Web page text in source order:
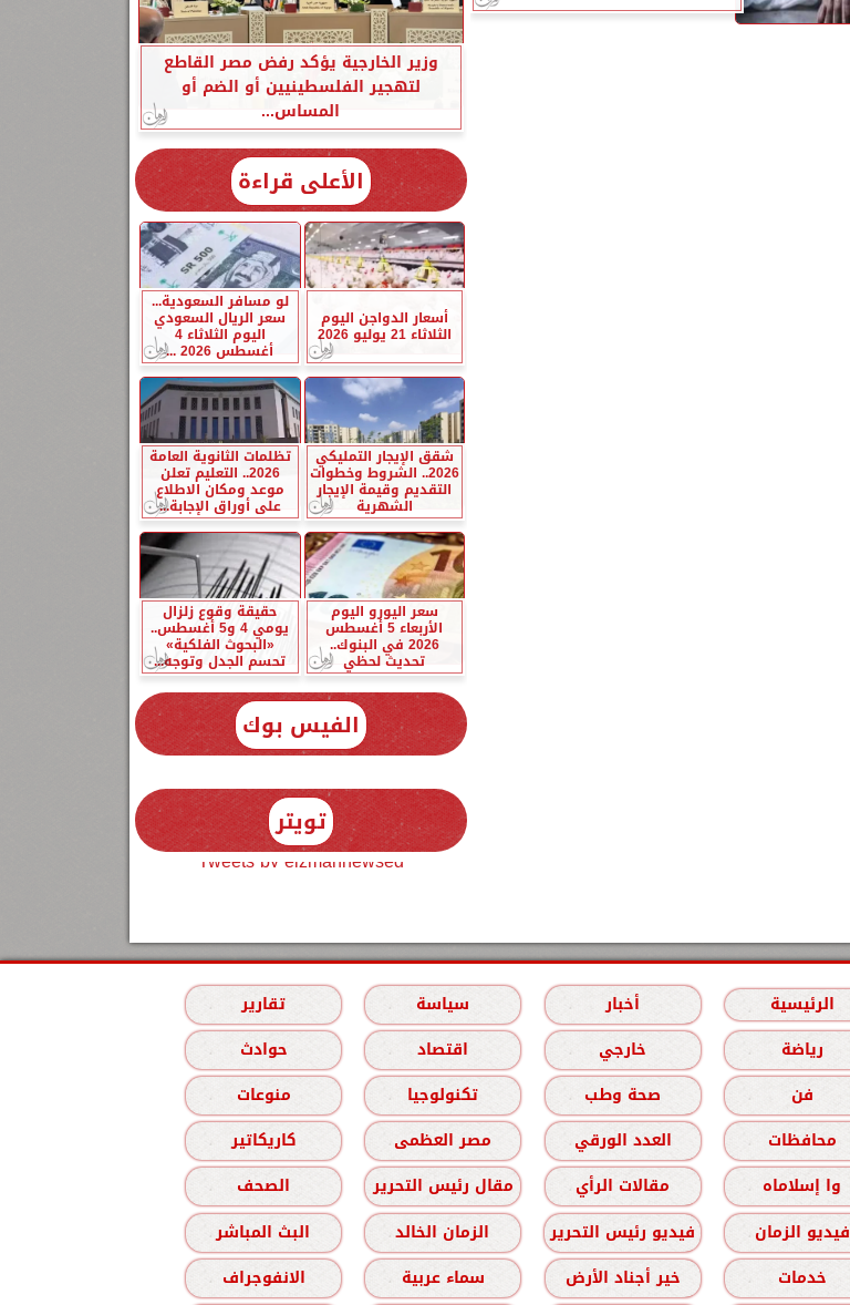
وزير الخارجية يؤكد رفض مصر القاطع
لتهجير الفلسطينيين أو الضم أو
المساس...
الأعلى قراءة
أسعار الدواجن اليوم
الثلاثاء 21 يوليو 2026
لو مسافر السعودية...
سعر الريال السعودي
اليوم الثلاثاء 4
أغسطس 2026 ...
شقق الإيجار التمليكي
2026.. الشروط وخطوات
التقديم وقيمة الإيجار
الشهرية
تظلمات الثانوية العامة
2026.. التعليم تعلن
موعد ومكان الاطلاع
على أوراق الإجابة...
سعر اليورو اليوم
الأربعاء 5 أغسطس
2026 في البنوك..
تحديث لحظي
حقيقة وقوع زلزال
يومي 4 و5 أغسطس..
«البحوث الفلكية»
تحسم الجدل وتوجه...
الفيس بوك
تويتر
Tweets by elzmannewseg
الرئيسية أخبار سياسة
تقارير
رياضة
خارجي اقتصاد
حوادث
فن
صحة وطب تكنولوجيا
منوعات
محافظات
العدد الورقي مصر العظمى
كاريكاتير
وا إسلاماه
مقالات الرأي مقال رئيس التحرير
الصحف
فيديو الزمان
فيديو رئيس التحرير الزمان الخالد
البث المباشر
خدمات
خير أجناد الأرض سماء عربية الانفوجراف